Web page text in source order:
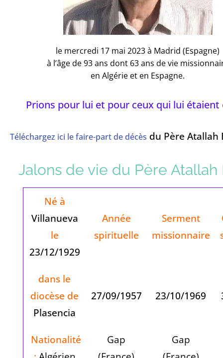
le mercredi 17 mai 2023 à Madrid (Espagne)
à l’âge de 93 ans dont 63 ans de vie
en Algérie et en Espagne.
Prions pour lui et pour ceux qui lui étaient
Téléchargez ici le faire-part de décès du Père Atallah
Jalons de vie du Père Atallah
Né à
Villanueva
le
23/12/1929
Année
spirituelle
Serment
missionnaire
dans le
diocèse de
Plasencia
27/09/1957 23/10/1969
Nationalité
Gap
Gap